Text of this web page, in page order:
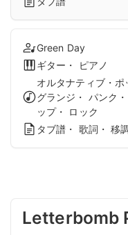
Green Day
ギター・ ピアノ
オルタナティブ・ポ
グランジ・ パンク
ップ・ ロック
タブ譜・ 歌詞・ 移
Letterbomb